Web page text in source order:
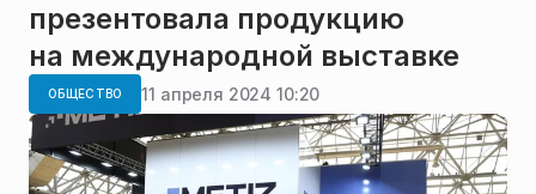
презентовала продукцию
на международной выставке
ОБЩЕСТВО 11 апреля 2024 10:20